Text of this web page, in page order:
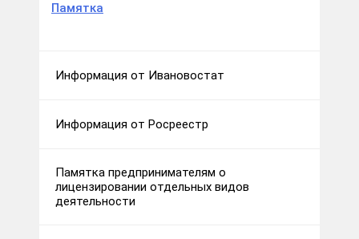
Памятка
Информация от Ивановостат
Информация от Росреестр
Памятка предпринимателям о
лицензировании отдельных видов
деятельности